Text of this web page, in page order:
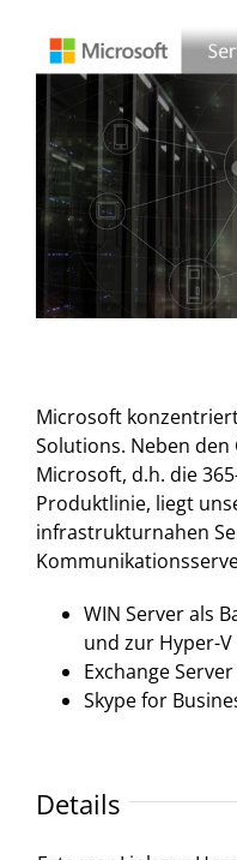
View
Larger
Microsoft
Solutions. Neben
Microsoft, d.h. die
Produktlinie, liegt
infrastrukturnahen
WIN Server als
und zur Hyper-
Exchange
Skype for
Details